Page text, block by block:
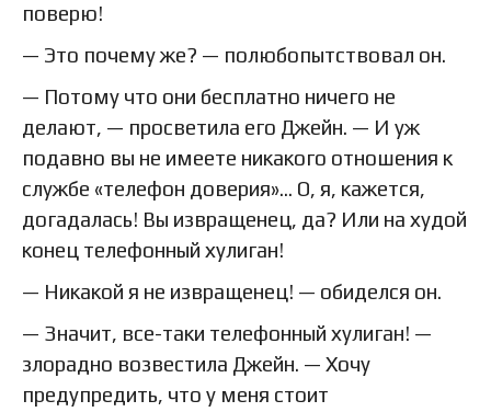
поверю!
— Это почему же? — полюбопытствовал он.
— Потому что они бесплатно ничего не
делают, — просветила его Джейн. — И уж
подавно вы не имеете никакого отношения к
службе «телефон доверия»… О, я, кажется,
догадалась! Вы извращенец, да? Или на худой
конец телефонный хулиган!
— Никакой я не извращенец! — обиделся он.
— Значит, все-таки телефонный хулиган! —
злорадно возвестила Джейн. — Хочу
предупредить, что у меня стоит